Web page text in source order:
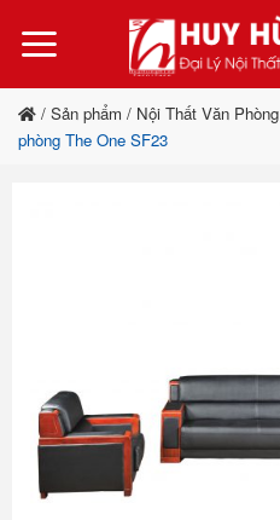
qua
dung
/ Sản phẩm / Nội Thất Văn Phòng
phòng The One SF23